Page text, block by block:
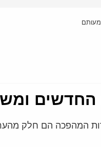
החדשים
המהפכה הם חלק